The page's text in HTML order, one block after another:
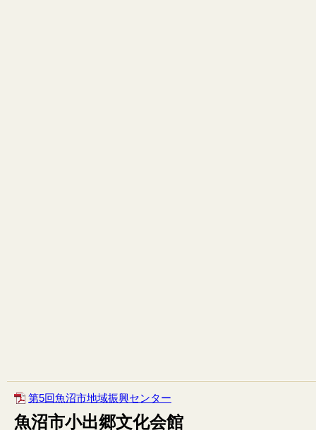
第5回魚沼市地域振興センター
魚沼市小出郷文化会館